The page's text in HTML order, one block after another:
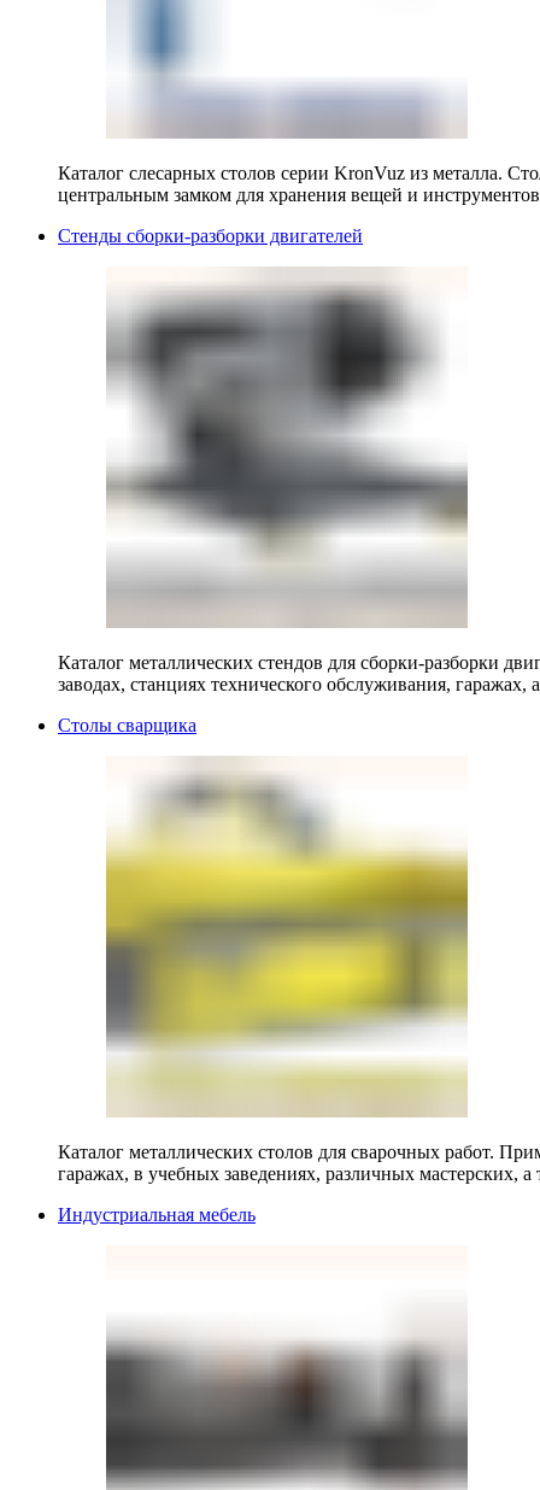
Каталог слесарных столов серии KronVuz из металла.
центральным замком для хранения вещей и
Стенды сборки-разборки двигателей
Каталог металлических стендов для сборки-разборки
заводах, станциях технического обслуживания, гаражах,
Столы сварщика
Каталог металлических столов для сварочных работ.
гаражах, в учебных заведениях, различных мастерских, а
Индустриальная мебель